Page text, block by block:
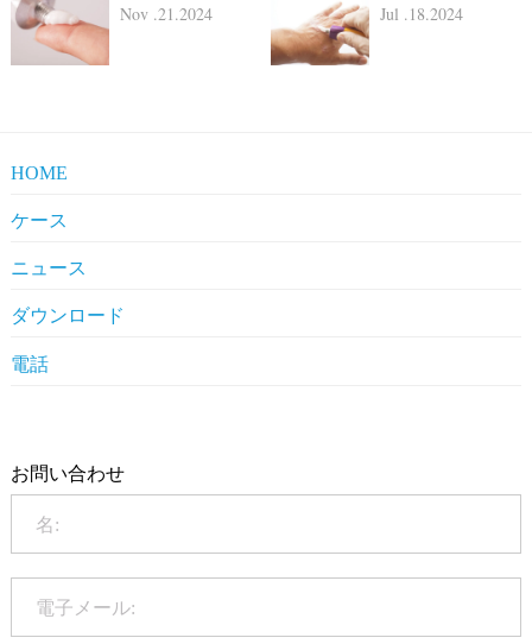
Nov .21.2024 Jul .18.2024
HOME
ケース
Pharmaceuticals
Clients' Comments
ニュース
Industrial News
Company News
ダウンロード
Company Compliance
電話
お問い合わせ